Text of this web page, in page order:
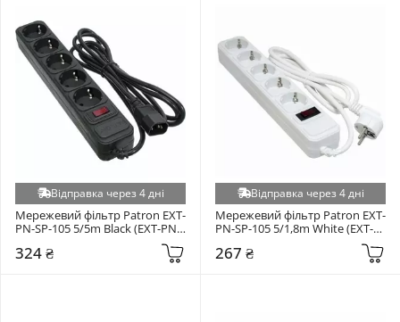
Відправка через 4 дні
Мережевий фільтр Patron EXT-
PN-SP-105 5/5m Black (EXT-PN-
324 ₴
Відправка через 4 дні
Мережевий фільтр Patron EXT-
PN-SP-105 5/1,8m White (EXT-
267 ₴